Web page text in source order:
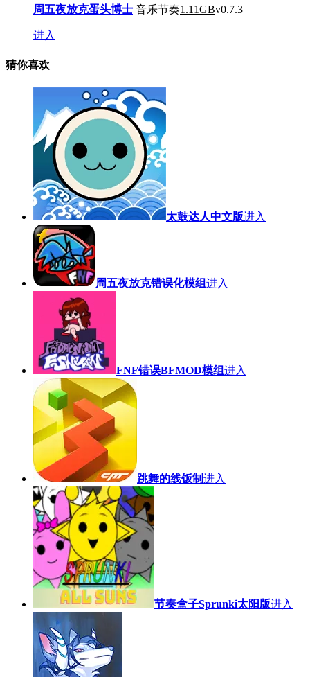
周五夜放克蛋头博士 音乐节奏1.11GBv0.7.3
进入
猜你喜欢
太鼓达人中文版进入
周五夜放克错误化模组进入
FNF错误BFMOD模组进入
跳舞的线饭制进入
节奏盒子Sprunki太阳版进入